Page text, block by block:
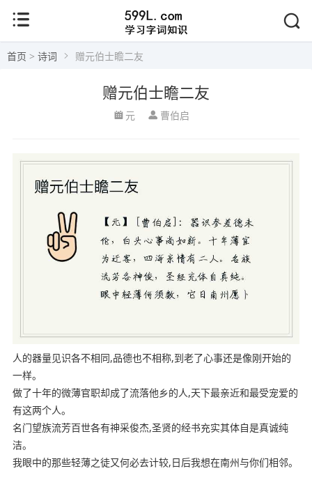
首页 > 诗词 赠元伯士瞻二友
赠元伯士瞻二友
元 曹伯启
人的器量见识各不相同,品德也不相称,到老了心事还是像刚开始的
一样。
做了十年的微薄官职却成了流落他乡的人,天下最亲近和最受宠爱的
有这两个人。
名门望族流芳百世各有神采俊杰,圣贤的经书充实其体自是真诚纯
洁。
我眼中的那些轻薄之徒又何必去计较,日后我想在南州与你们相邻。